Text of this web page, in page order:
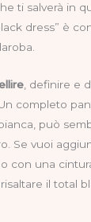
ti salverà in
dress” è
, definire e
completo
può
Se vuoi
con una
il total